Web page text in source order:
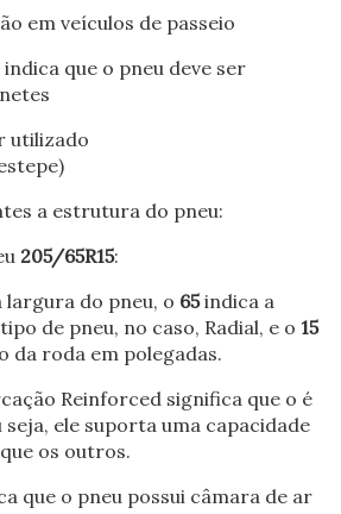
em veículos de passeio
que o pneu deve ser
utilizado
a estrutura do pneu:
205/65R15:
do pneu, o 65indica a
de pneu, no caso, Radial, e o15
da roda em polegadas.
Reinforced significa que o é
ele suporta uma capacidade
os outros.
que o pneu possui câmara de ar